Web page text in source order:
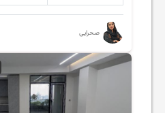
صحرایی